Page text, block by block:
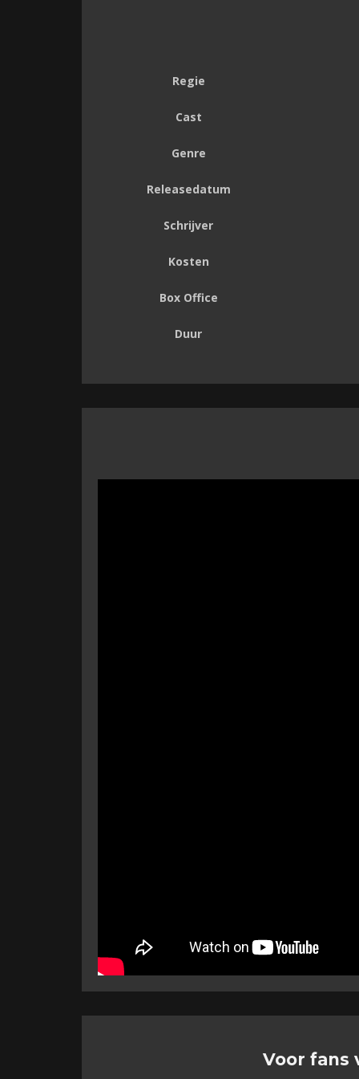
Regie
Cast
Genre
Releasedatum
Schrijver
Kosten
Box Office
Duur
Voor fans